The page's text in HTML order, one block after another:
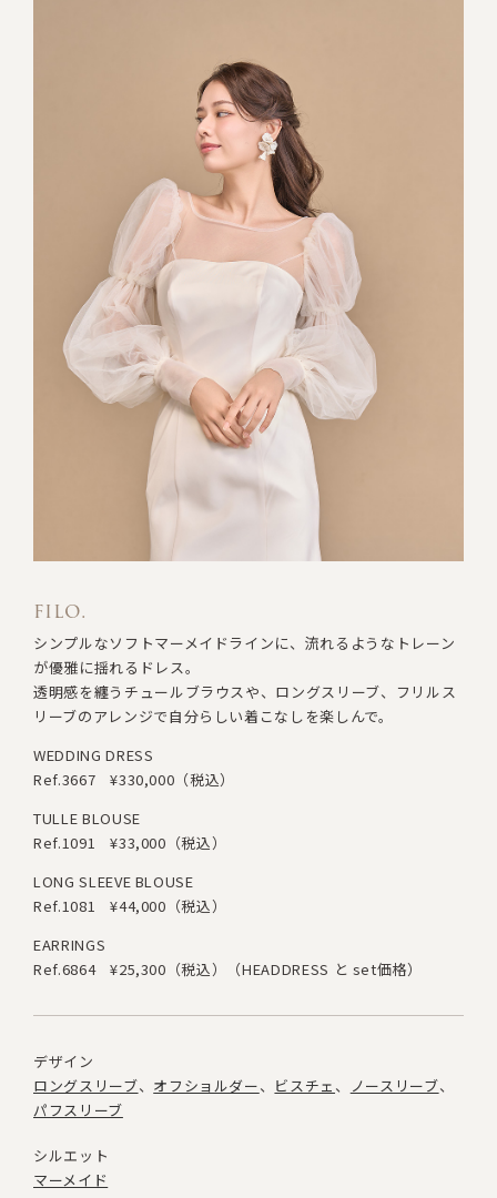
filo.
シンプルなソフトマーメイドラインに、流れるようなトレーン
が優雅に揺れるドレス。
透明感を纏うチュールブラウスや、ロングスリーブ、フリルス
リーブのアレンジで自分らしい着こなしを楽しんで。
WEDDING DRESS
Ref.3667
¥330,000（税込）
TULLE BLOUSE
Ref.1091
¥33,000（税込）
LONG SLEEVE BLOUSE
Ref.1081
¥44,000（税込）
EARRINGS
Ref.6864
¥25,300（税込） （HEADDRESS と set価格）
デザイン
ロングスリーブ
オフショルダー ビスチェ
ノースリーブ
パフスリーブ
シルエット
マーメイド